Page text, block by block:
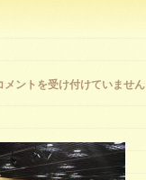
会
様
メントを受け付けていません